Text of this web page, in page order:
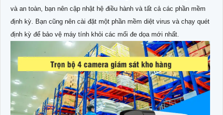
và an toàn, bạn nên cập nhật hệ điều hành và tất cả các phần mềm
định kỳ. Bạn cũng nên cài đặt một phần mềm diệt virus và chạy quét
định kỳ để bảo vệ máy tính khỏi các mối đe dọa mới nhất.